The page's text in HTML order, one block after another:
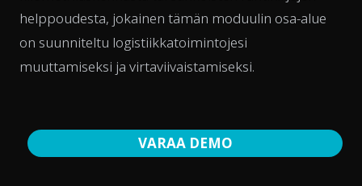
helppoudesta, jokainen tämän moduulin osa-alue
on suunniteltu logistiikkatoimintojesi
muuttamiseksi ja virtaviivaistamiseksi.
VARAA DEMO